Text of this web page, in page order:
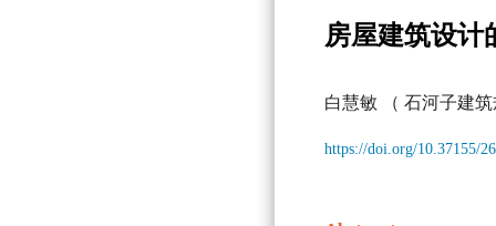
房屋建筑设计
白慧敏 （ 石河子建
https://doi.org/10.37155/